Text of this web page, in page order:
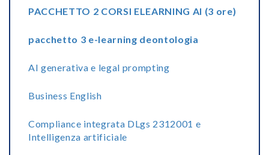
PACCHETTO 2 CORSI ELEARNING AI (3 ore)
pacchetto 3 e-learning deontologia
AI generativa e legal prompting
Business English
Compliance integrata DLgs 2312001 e
Intelligenza artificiale